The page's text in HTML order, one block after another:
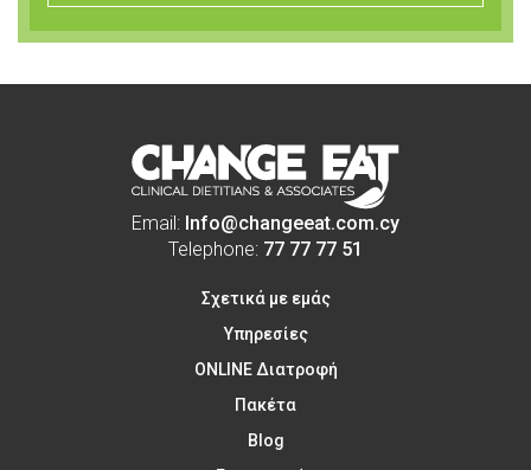
Email: Info@changeeat.com.cy
Telephone: 77 77 77 51
Σχετικά με εμάς
Υπηρεσίες
ONLINE Διατροφή
Πακέτα
Blog